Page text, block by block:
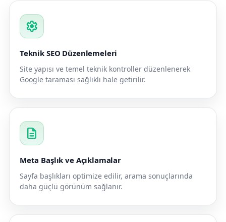
settings
Teknik SEO Düzenlemeleri
Site yapısı ve temel teknik kontroller düzenlenerek
Google taraması sağlıklı hale getirilir.
description
Meta Başlık ve Açıklamalar
Sayfa başlıkları optimize edilir, arama sonuçlarında
daha güçlü görünüm sağlanır.